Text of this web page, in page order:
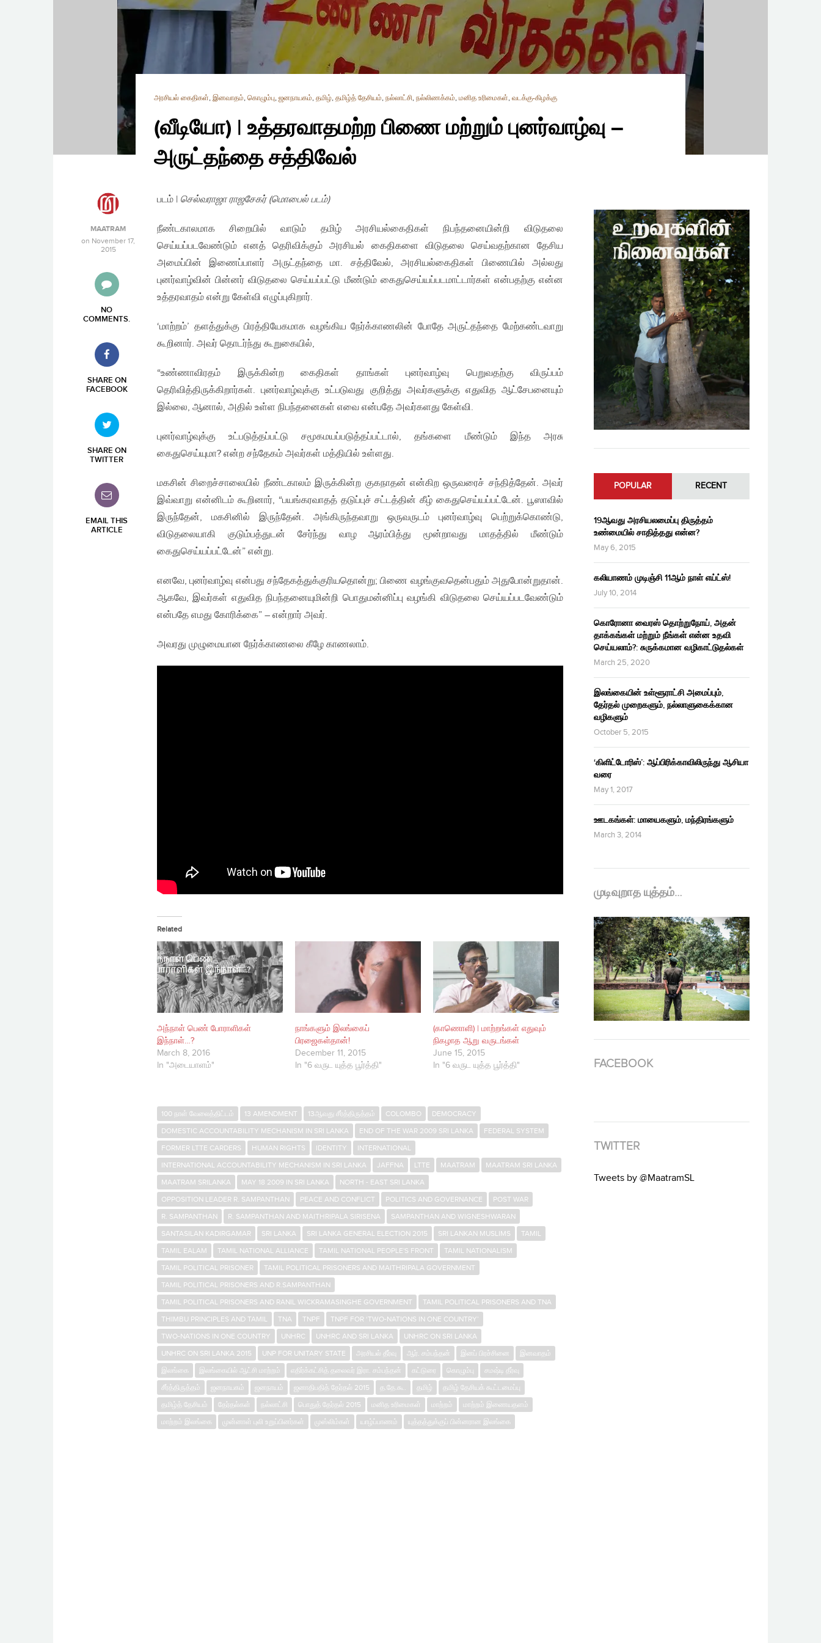
அரசியல் கைதிகள், இனவாதம், கொழும்பு, ஜனநாயகம், தமிழ், தமிழ்த் தேசியம், நல்லாட்சி, நல்லிணக்கம், மனித உரிமைகள், வடக்கு-கிழக்கு
(வீடியோ) | உத்தரவாதமற்ற பிணை மற்றும் புனர்வாழ்வு –
அருட்தந்தை சத்திவேல்
MAATRAM
on November 17,
2015
NO
COMMENTS.
SHARE ON
FACEBOOK
SHARE ON
TWITTER
EMAIL THIS
ARTICLE
படம் | செல்வராஜா ராஜசேகர் (மொபைல் படம்)
நீண்டகாலமாக சிறையில் வாடும் தமிழ் அரசியல்கைதிகள் நிபந்தனையின்றி விடுதலை
செய்யப்படவேண்டும் எனத் தெரிவிக்கும் அரசியல் கைதிகளை விடுதலை செய்வதற்கான தேசிய
அமைப்பின் இணைப்பாளர் அருட்தந்தை மா. சத்திவேல், அரசியல்கைதிகள் பிணையில் அல்லது
புனர்வாழ்வின் பின்னர் விடுதலை செய்யப்பட்டு மீண்டும் கைதுசெய்யப்படமாட்டார்கள் என்பதற்கு என்ன
உத்தரவாதம் என்று கேள்வி எழுப்புகிறார்.
‘மாற்றம்’ தளத்துக்கு பிரத்தியேகமாக வழங்கிய நேர்க்காணலின் போதே அருட்தந்தை மேற்கண்டவாறு
கூறினார். அவர் தொடர்ந்து கூறுகையில்,
“உண்ணாவிரதம் இருக்கின்ற கைதிகள் தாங்கள் புனர்வாழ்வு பெறுவதற்கு விருப்பம்
தெரிவித்திருக்கிறார்கள். புனர்வாழ்வுக்கு உட்படுவது குறித்து அவர்களுக்கு எதுவித ஆட்சேபனையும்
இல்லை, ஆனால், அதில் உள்ள நிபந்தனைகள் எவை என்பதே அவர்களது கேள்வி.
புனர்வாழ்வுக்கு உட்படுத்தப்பட்டு சமூகமயப்படுத்தப்பட்டால், தங்களை மீண்டும் இந்த அரசு
கைதுசெய்யுமா? என்ற சந்தேகம் அவர்கள் மத்தியில் உள்ளது.
மகசின் சிறைச்சாலையில் நீண்டகாலம் இருக்கின்ற குகநாதன் என்கிற ஒருவரைச் சந்தித்தேன். அவர்
இவ்வாறு என்னிடம் கூறினார், “பயங்கரவாதத் தடுப்புச் சட்டத்தின் கீழ் கைதுசெய்யப்பட்டேன். பூஸாவில்
இருந்தேன், மகசினில் இருந்தேன். அங்கிருந்தவாறு ஒருவருடம் புனர்வாழ்வு பெற்றுக்கொண்டு,
விடுதலையாகி குடும்பத்துடன் சேர்ந்து வாழ ஆரம்பித்து மூன்றாவது மாதத்தில் மீண்டும்
கைதுசெய்யப்பட்டேன்” என்று.
எனவே, புனர்வாழ்வு என்பது சந்தேகத்துக்குரியதொன்று; பிணை வழங்குவதென்பதும் அதுபோன்றுதான்.
ஆகவே, இவர்கள் எதுவித நிபந்தனையுமின்றி பொதுமன்னிப்பு வழங்கி விடுதலை செய்யப்படவேண்டும்
என்பதே எமது கோரிக்கை” – என்றார் அவர்.
அவரது முழுமையான நேர்க்காணலை கீழே காணலாம்.
Related
அந்நாள் பெண் போராளிகள்
இந்நாள்…?
March 8, 2016
In "அடையாளம்"
நாங்களும் இலங்கைப்
பிரஜைகள்தான்!
December 11, 2015
In "6 வருட யுத்த பூர்த்தி"
(காணொளி) | மாற்றங்கள் எதுவும்
நிகழாத ஆறு வருடங்கள்
June 15, 2015
In "6 வருட யுத்த பூர்த்தி"
100 நாள் வேலைத்திட்டம் 13 AMENDMENT 13ஆவது சீர்த்திருத்தம் COLOMBO
DEMOCRACY
DOMESTIC ACCOUNTABILITY MECHANISM IN SRI LANKA
END OF THE WAR 2009 SRI LANKA
FEDERAL SYSTEM
FORMER LTTE CARDERS
HUMAN RIGHTS IDENTITY
INTERNATIONAL
INTERNATIONAL ACCOUNTABILITY MECHANISM IN SRI LANKA
JAFFNA LTTE MAATRAM
MAATRAM SRI LANKA
MAATRAM SRILANKA
MAY 18 2009 IN SRI LANKA
NORTH - EAST SRI LANKA
OPPOSITION LEADER R. SAMPANTHAN
PEACE AND CONFLICT POLITICS AND GOVERNANCE
POST WAR
R. SAMPANTHAN
R. SAMPANTHAN AND MAITHRIPALA SIRISENA
SAMPANTHAN AND WIGNESHWARAN
SANTASILAN KADIRGAMAR
SRI LANKA SRI LANKA GENERAL ELECTION 2015 SRI LANKAN MUSLIMS
TAMIL
TAMIL EALAM
TAMIL NATIONAL ALLIANCE TAMIL NATIONAL PEOPLE'S FRONT
TAMIL NATIONALISM
TAMIL POLITICAL PRISONER
TAMIL POLITICAL PRISONERS AND MAITHRIPALA GOVERNMENT
TAMIL POLITICAL PRISONERS AND R.SAMPANTHAN
TAMIL POLITICAL PRISONERS AND RANIL WICKRAMASINGHE GOVERNMENT
TAMIL POLITICAL PRISONERS AND TNA
THIMBU PRINCIPLES AND TAMIL
TNA TNPF
TNPF FOR ‘TWO-NATIONS IN ONE COUNTRY’
TWO-NATIONS IN ONE COUNTRY
UNHRC UNHRC AND SRI LANKA
UNHRC ON SRI LANKA
UNHRC ON SRI LANKA 2015
UNP FOR UNITARY STATE அரசியல் தீர்வு ஆர். சம்பந்தன் இனப் பிரச்சினை
இனவாதம்
இலங்கை
இலங்கையில் ஆட்சி மாற்றம் எதிர்க்கட்சித் தலைவர் இரா. சம்பந்தன் கட்டுரை கொழும்பு
சமஷ்டி தீர்வு
சீர்த்திருத்தம்
ஜனநாயகம் ஜனநாயம் ஜனாதிபதித் தேர்தல் 2015 த.தே.கூ. தமிழ்
தமிழ் தேசியக் கூட்டமைப்பு
தமிழ்த் தேசியம்
தேர்தல்கள் நல்லாட்சி பொதுத் தேர்தல் 2015 மனித உரிமைகள் மாற்றம்
மாற்றம் இணையதளம்
மாற்றம் இலங்கை
முன்னாள் புலி உறுப்பினர்கள் முஸ்லிம்கள் யாழ்ப்பாணம் யுத்தத்துக்குப் பின்னரான இலங்கை
POPULAR RECENT
19ஆவது அரசியலமைப்பு திருத்தம்
உண்மையில் சாதித்தது என்ன?
May 6, 2015
கலியாணம் முடிஞ்சி 11ஆம் நாள் எய்ட்ஸ்!
July 10, 2014
கொரோனா வைரஸ் தொற்றுநோய், அதன்
தாக்கங்கள் மற்றும் நீங்கள் என்ன உதவி
செய்யலாம்?: சுருக்கமான வழிகாட்டுதல்கள்
March 25, 2020
இலங்கையின் உள்ளூராட்சி அமைப்பும்,
தேர்தல் முறைகளும், நல்லாளுகைக்கான
வழிகளும்
October 5, 2015
‘கிளிட்டோரிஸ்’: ஆப்பிரிக்காவிலிருந்து ஆசியா
வரை
May 1, 2017
ஊடகங்கள்: மாயைகளும், மந்திரங்களும்
March 3, 2014
முடிவுறாத யுத்தம்…
FACEBOOK
TWITTER
Tweets by @MaatramSL